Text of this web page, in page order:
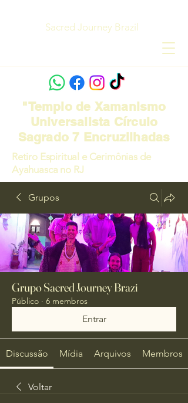
Sacred Journey Brazil
Retiro Espiritual e Cerimônias de
Ayahuasca no RJ
"Templo de Xamanismo
Universalista Círculo
Sagrado 7 Encruzilhadas
Grupos
Grupo Sacred Journey Brazi
Público · 6 membros
Entrar
Discussão Mídia Arquivos Membros
Voltar